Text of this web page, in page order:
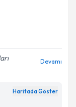
Devamı
Haritada Göster